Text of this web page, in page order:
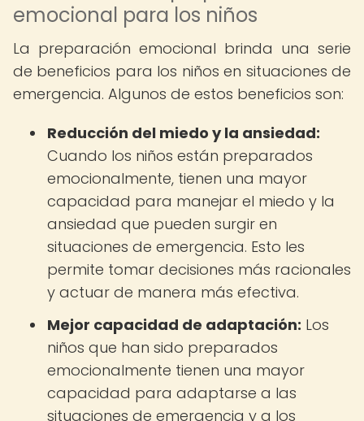
emocional para los niños
La preparación emocional brinda una serie
de beneficios para los niños en situaciones de
emergencia. Algunos de estos beneficios son:
Reducción del miedo y la ansiedad:
Cuando los niños están preparados
emocionalmente, tienen una mayor
capacidad para manejar el miedo y la
ansiedad que pueden surgir en
situaciones de emergencia. Esto les
permite tomar decisiones más racionales
y actuar de manera más efectiva.
Mejor capacidad de adaptación: Los
niños que han sido preparados
emocionalmente tienen una mayor
capacidad para adaptarse a las
situaciones de emergencia y a los